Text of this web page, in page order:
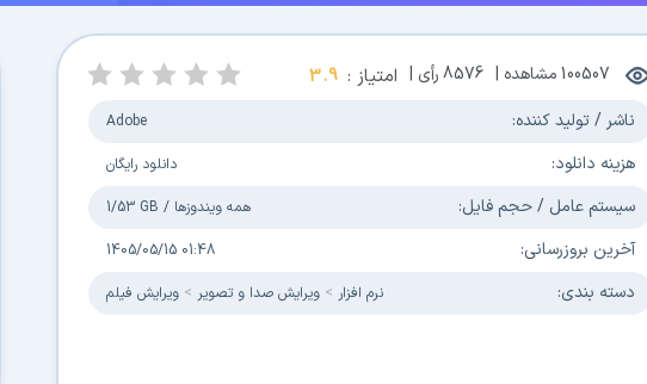
100507مشاهده | 8576رأی | امتیاز : 3.9
ناشر / تولید کننده: Adobe
هزینه دانلود: دانلود رایگان
سیستم عامل / حجم فایل: 1/53 GB / همه ویندوزها
آخرین بروزرسانی: 1405/05/15 01:48
دسته بندی: نرم افزار ویرایش صدا و تصویر ویرایش فیلم